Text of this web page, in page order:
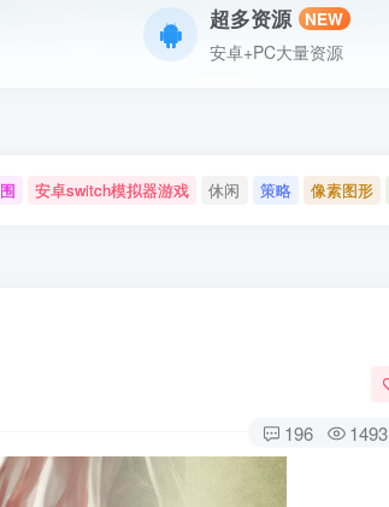
超多资源 NEW
安卓+PC大量资源
安卓switch模拟器游戏 休闲 策略 像素图形
196 1493